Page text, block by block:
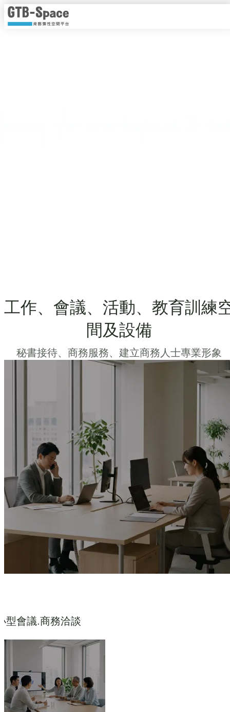
工作、會議、活動、教育訓練
間及設備
秘書接待、商務服務、建立商務人士專業形象
型會議.商務洽談